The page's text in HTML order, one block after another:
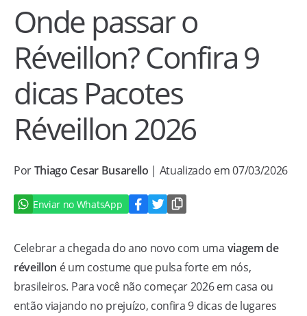
Onde passar o
Réveillon? Confira 9
dicas Pacotes
Réveillon 2026
PorThiago Cesar Busarello | Atualizado em 07/03/2026
Enviar no WhatsApp
Celebrar a chegada do ano novo com uma viagem de
réveillon é um costume que pulsa forte em nós,
brasileiros. Para você não começar 2026 em casa ou
então viajando no prejuízo, confira 9 dicas de lugares